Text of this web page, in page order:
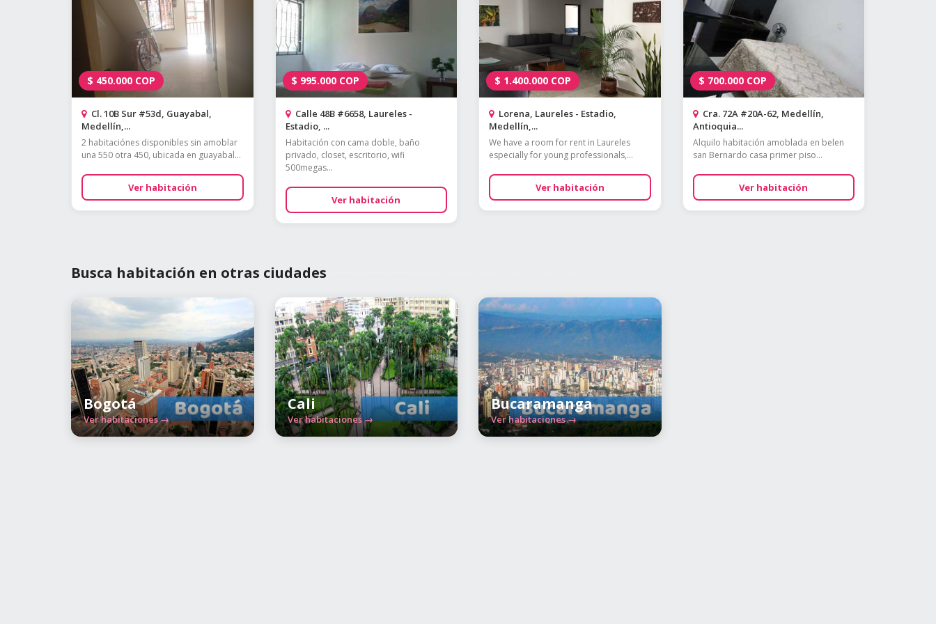
$ 450.000 COP
Cl. 10B Sur #53d, Guayabal,
Medellín,...
2 habitaciónes disponibles sin amoblar
una 550 otra 450, ubicada en guayabal...
Ver habitación
$ 995.000 COP
Calle 48B #6658, Laureles -
Estadio, ...
Habitación con cama doble, baño
privado, closet, escritorio, wifi
500megas...
Ver habitación
$ 1.400.000 COP
Lorena, Laureles - Estadio,
Medellín,...
We have a room for rent in Laureles
especially for young professionals,...
Ver habitación
$ 700.000 COP
Cra. 72A #20A-62, Medellín,
Antioquia...
Alquilo habitación amoblada en belen
san Bernardo casa primer piso...
Ver habitación
Busca habitación en otras ciudades
Bogotá
Ver habitaciones →
Cali
Ver habitaciones →
Bucaramanga
Ver habitaciones →